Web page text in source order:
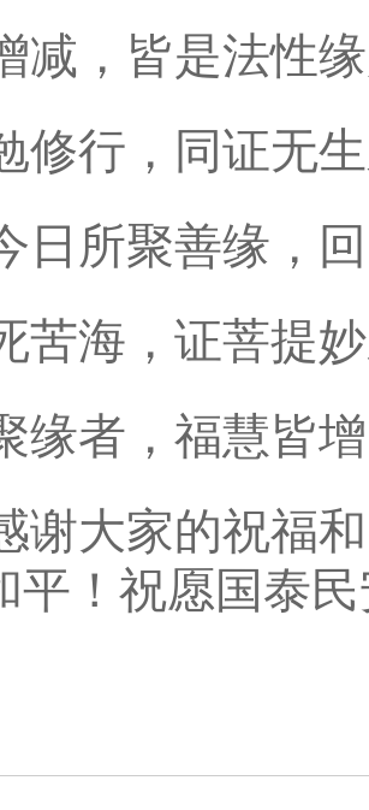
减，皆是法性
修行，同证无
日所聚善缘，
苦海，证菩提
缘者，福慧皆
谢大家的祝福
平！祝愿国泰